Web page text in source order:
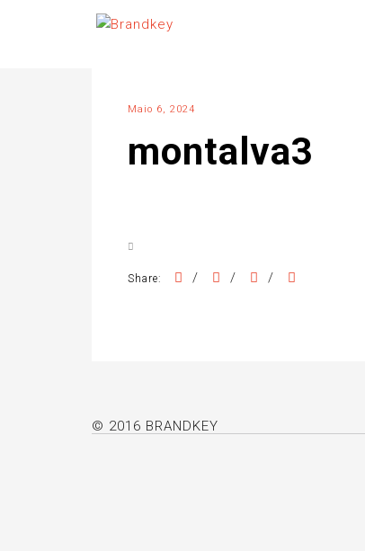
Maio 6, 2024
montalva3
Share: / / /
© 2016 BRANDKEY